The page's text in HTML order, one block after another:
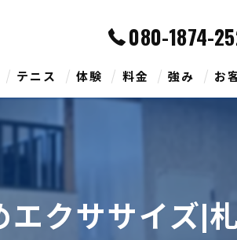
080-1874-
テニス 体験 料金 強み お
クササイズ|